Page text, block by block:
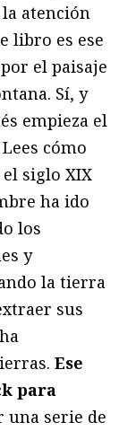
atención
libro es ese
el paisaje
Sí, y
empieza el
cómo
el siglo XIX
ha ido
los
y
la tierra
sus
Ese
para
una serie de